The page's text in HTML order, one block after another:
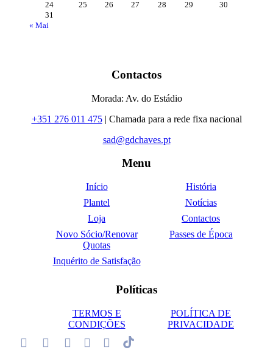
« Mai
24
25 26 27 28 29
30
31
Contactos
Morada: Av. do Estádio
+351 276 011 475| Chamada para a rede fixa nacional
sad@gdchaves.pt
Menu
Início
História
Plantel
Notícias
Loja
Contactos
Novo Sócio/Renovar
Quotas
Passes de Época
Inquérito de Satisfação
Políticas
TERMOS E
CONDIÇÕES
POLÍTICA DE
PRIVACIDADE